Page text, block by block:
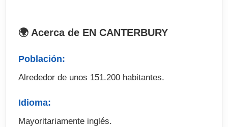
. Billete de avión
. Seguro de viaje (opcional)
🌍 Acerca de EN CANTERBURY
Población:
Alrededor de unos 151.200 habitantes.
Idioma:
Mayoritariamente inglés.